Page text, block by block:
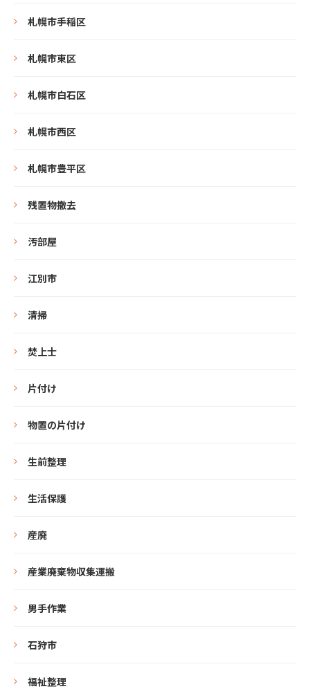
札幌市手稲区
札幌市東区
札幌市白石区
札幌市西区
札幌市豊平区
残置物撤去
汚部屋
江別市
清掃
焚上士
片付け
物置の片付け
生前整理
生活保護
産廃
産業廃棄物収集運搬
男手作業
石狩市
福祉整理